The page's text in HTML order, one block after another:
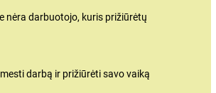
nėra darbuotojo, kuris prižiūrėtų
darbą ir prižiūrėti savo vaiką